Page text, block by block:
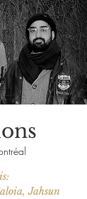
Jahsun